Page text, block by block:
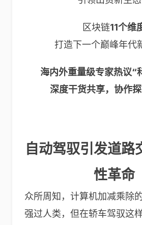
区块链11个维
打造下一个巅峰年代
海内外重量级专家热议“
深度干货共享，协作探
自动驾驭引发道路
性革命
众所周知，计算机加减乘除
强过人类，但在轿车驾驭这